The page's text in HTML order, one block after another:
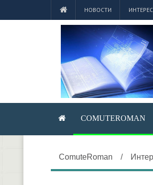
НОВОСТИ
COMUTEROMAN
ComuteRoman /